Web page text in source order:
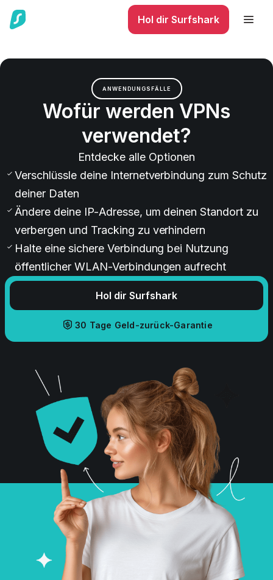
Hol dir Surfshark
ANWENDUNGSFÄLLE
Wofür werden VPNs
verwendet?
Entdecke alle Optionen
Verschlüssle deine Internetverbindung zum Schutz
deiner Daten
Ändere deine IP-Adresse, um deinen Standort zu
verbergen und Tracking zu verhindern
Halte eine sichere Verbindung bei Nutzung
öffentlicher WLAN-Verbindungen aufrecht
Hol dir Surfshark
30 Tage Geld-zurück-Garantie